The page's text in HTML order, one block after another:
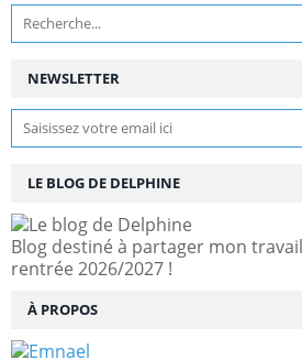
NEWSLETTER
LE BLOG DE DELPHINE
Blog destiné à partager mon
rentrée 2026/2027 !
À PROPOS